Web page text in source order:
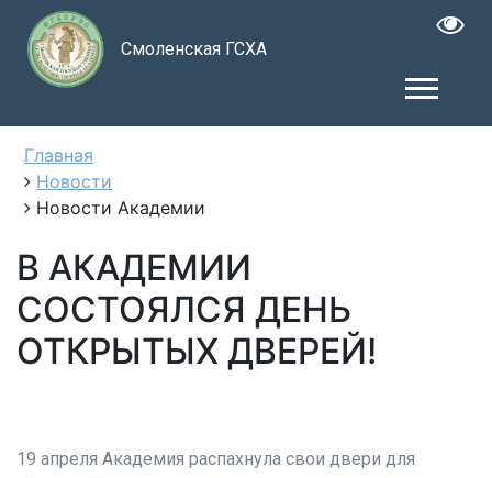
Смоленская ГСХА
Главная
Новости
Новости Академии
В АКАДЕМИИ
СОСТОЯЛСЯ ДЕНЬ
ОТКРЫТЫХ ДВЕРЕЙ!
19 апреля Академия распахнула свои двери для